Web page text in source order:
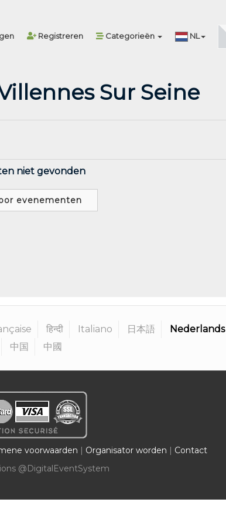
Registreren Categorieën NL
Sur Seine
niet gevonden
evenementen
हिन्दी Italiano 日本語
Nederlands
中国 中國
voorwaarden | Organisator worden | Contact
@DigitalEventSystem